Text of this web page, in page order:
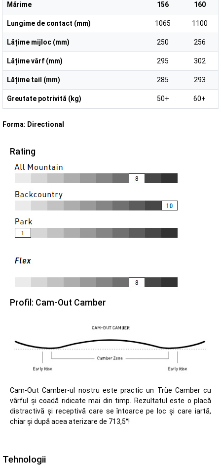
Mărime 156 160
Lungime de contact (mm) 1065 1100
Lățime mijloc (mm) 250 256
Lățime vârf (mm) 295 302
Lățime tail (mm) 285 293
Greutate potrivită (kg) 50+ 60+
Forma: Directional
Rating
Profil: Cam-Out Camber
Cam-Out Camber-ul nostru este practic un Trüe Camber cu
vârful și coadă ridicate mai din timp. Rezultatul este o placă
distractivă și receptivă care se întoarce pe loc și care iartă,
chiar și după acea aterizare de 713,5°!
Tehnologii